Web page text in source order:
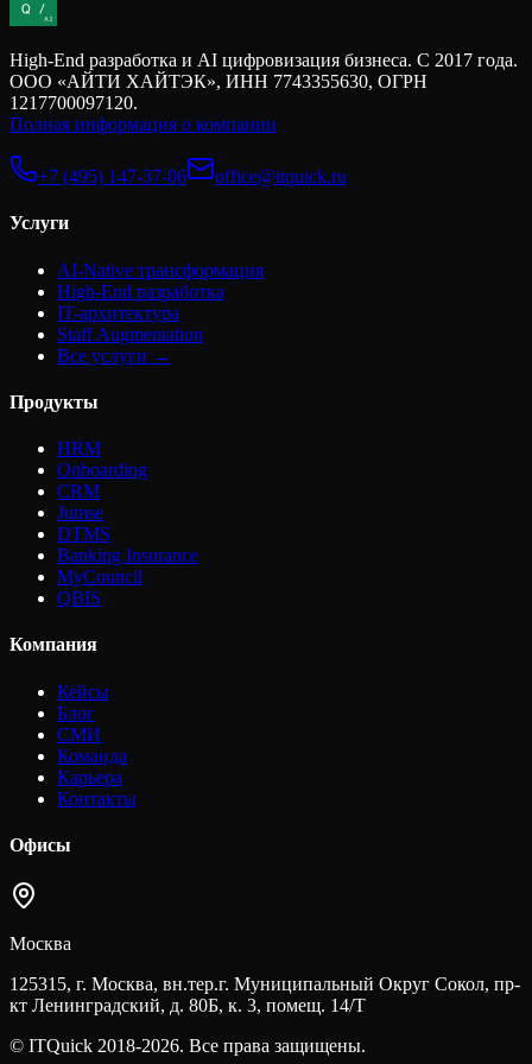
High-End разработка и AI цифровизация бизнеса. С 2017 года.
ООО «АЙТИ ХАЙТЭК», ИНН 7743355630, ОГРН
1217700097120.
Полная информация о компании
+7 (495) 147-37-06 office@itquick.ru
Услуги
AI-Native трансформация
High-End разработка
IT-архитектура
Staff Augmentation
Все услуги →
Продукты
HRM
Onboarding
CRM
Jumse
DTMS
Banking Insurance
MyCouncil
QBIS
Компания
Кейсы
Блог
СМИ
Команда
Карьера
Контакты
Офисы
Москва
125315, г. Москва, вн.тер.г. Муниципальный Округ Сокол, пр-
кт Ленинградский, д. 80Б, к. 3, помещ. 14/Т
© ITQuick 2018-2026. Все права защищены.